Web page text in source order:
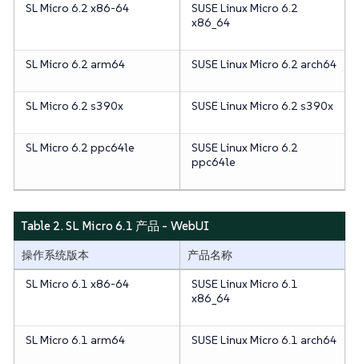
SL Micro 6.2 x86-64
SUSE Linux Micro 6.2
x86_64
SL Micro 6.2 arm64 SUSE Linux Micro 6.2 arch64
SL Micro 6.2 s390x SUSE Linux Micro 6.2 s390x
SL Micro 6.2 ppc64le
SUSE Linux Micro 6.2
ppc64le
Table 2. SL Micro 6.1 产品 - WebUI
操作系统版本
产品名称
SL Micro 6.1 x86-64
SUSE Linux Micro 6.1
x86_64
SL Micro 6.1 arm64 SUSE Linux Micro 6.1 arch64